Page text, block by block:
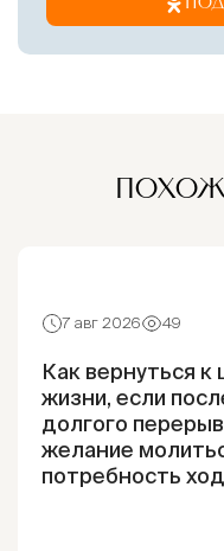
7 авг 2026 49
Как вернуться к
жизни, если
долгого
желание
потребность